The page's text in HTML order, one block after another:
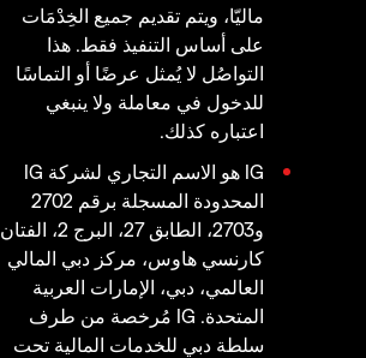
ماليّا، ويتم تقديم جميع الخِدْمَات
على أساس التنفيذ فقط. هذا
التواصُل لا يُمثل عرضًا أو التماسًا
للدخول في معاملة ولا ينبغي
اعتباره كذلك.
IG هو الاسم التجاري لشركة IG
المحدودة المسجلة برقم 2702
و2703، الطابق 27، البرج 2، الفتان
كارنسي هاوس، مركز دبي المالي
العالمي، دبي، الإمارات العربية
المتحدة. IG مُرخصة من طرف
سلطة دبي للخدمات المالية تحت